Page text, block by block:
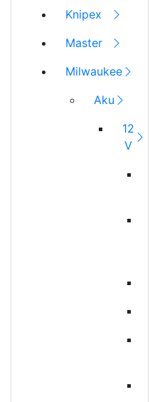
Knipex
Master
Milwaukee
Aku
12
V